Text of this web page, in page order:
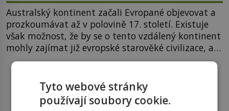
Australský kontinent začali Evropané objevovat a
prozkoumávat až v polovině 17. století. Existuje
však možnost, že by se o tento vzdálený kontinent
mohly zajímat již evropské starověké civilizace, a
to o 15 století dříve? Již od starověku kartografové
Australis – Jižní zemi. Proč? Do jisté míry to byl
smysl pro […]
DALŠÍ ČLÁNKY Z RUBRIKY ›
Tyto webové stránky
používají soubory cookie.